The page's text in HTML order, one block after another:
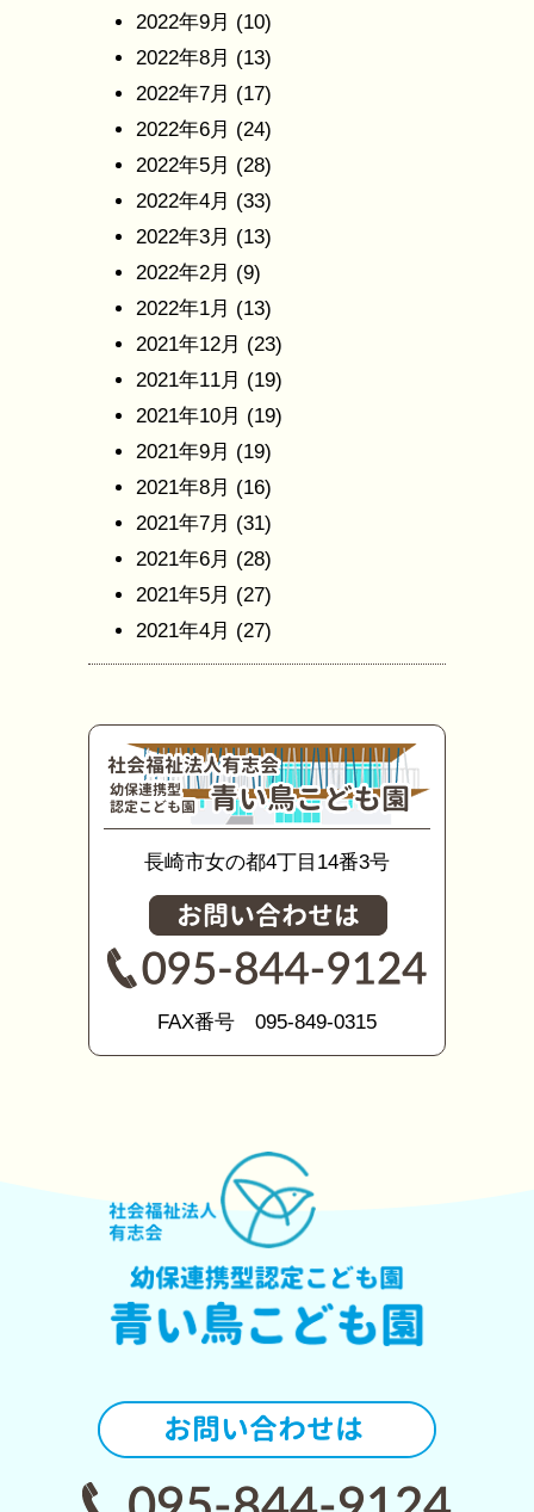
2022年9月 (10)
2022年8月 (13)
2022年7月 (17)
2022年6月 (24)
2022年5月 (28)
2022年4月 (33)
2022年3月 (13)
2022年2月 (9)
2022年1月 (13)
2021年12月 (23)
2021年11月 (19)
2021年10月 (19)
2021年9月 (19)
2021年8月 (16)
2021年7月 (31)
2021年6月 (28)
2021年5月 (27)
2021年4月 (27)
長崎市女の都4丁目14番3号
FAX番号 095-849-0315